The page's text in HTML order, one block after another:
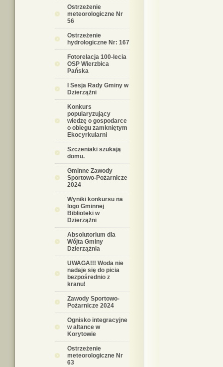
Ostrzeżenie
meteorologiczne Nr
56
Ostrzeżenie
hydrologiczne Nr: 167
Fotorelacja 100-lecia
OSP Wierzbica
Pańska
I Sesja Rady Gminy w
Dzierzążni
Konkurs
popularyzujący
wiedzę o gospodarce
o obiegu zamkniętym
Ekocyrkularni
Szczeniaki szukają
domu.
Gminne Zawody
Sportowo-Pożarnicze
2024
Wyniki konkursu na
logo Gminnej
Biblioteki w
Dzierzążni
Absolutorium dla
Wójta Gminy
Dzierzążnia
UWAGA!!! Woda nie
nadaje się do picia
bezpośrednio z
kranu!
Zawody Sportowo-
Pożarnicze 2024
Ognisko integracyjne
w altance w
Korytowie
Ostrzeżenie
meteorologiczne Nr
63